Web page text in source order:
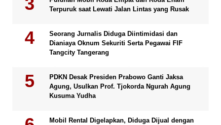
Terpuruk saat Lewati Jalan Lintas yang Rusak
Seorang Jurnalis Diduga Diintimidasi dan
Dianiaya Oknum Sekuriti Serta Pegawai FIF
Tangcity Tangerang
PDKN Desak Presiden Prabowo Ganti Jaksa
Agung, Usulkan Prof. Tjokorda Ngurah Agung
Kusuma Yudha
Mobil Rental Digelapkan, Diduga Dijual dengan